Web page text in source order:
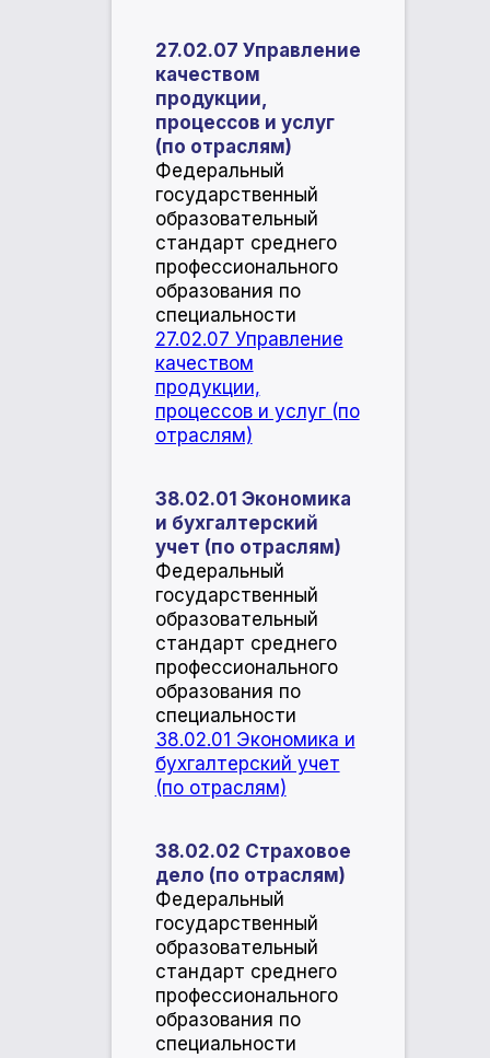
27.02.07 Управление
качеством
продукции,
процессов и услуг
(по отраслям)
Федеральный
государственный
образовательный
стандарт среднего
профессионального
образования по
специальности
27.02.07 Управление
качеством
продукции,
процессов и услуг (по
отраслям)
38.02.01 Экономика
и бухгалтерский
учет (по отраслям)
​Федеральный
государственный
образовательный
стандарт среднего
профессионального
образования по
специальности
38.02.01 Экономика и
бухгалтерский учет
(по отраслям)
38.02.02 Страховое
дело (по отраслям)
Федеральный
государственный
образовательный
стандарт среднего
профессионального
образования по
специальности